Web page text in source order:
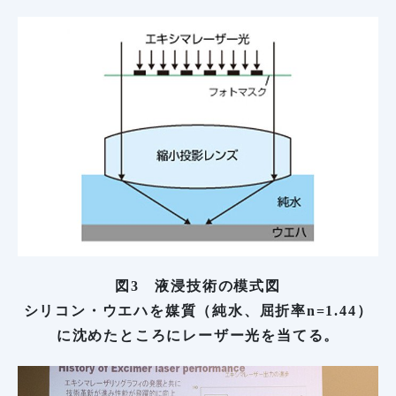
図3 液浸技術の模式図
シリコン・ウエハを媒質（純水、屈折率n=1.44）
に沈めたところにレーザー光を当てる。